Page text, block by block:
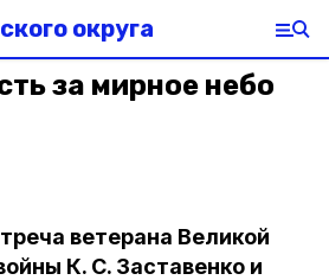
округа
за мирное небо
ветерана Великой
К. С. Заставенко и